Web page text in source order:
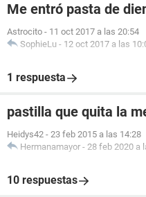
Me entró pasta de
Astrocito - 11 oct 2017 a las 20:54
SophieLu - 12 oct 2017 a las
1 respuesta
pastilla que quita la
Heidys42 - 23 feb 2015 a las 14:28
Hermanamayor - 28 feb 2020 a
10 respuestas